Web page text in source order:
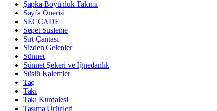
Şapka Boyunluk Takımı
Sayfa Önerisi
SECCADE
Sepet Süsleme
Sırt Çantası
Sizden Gelenler
Sünnet
Sünnet Şekeri ve İğnedanlık
Süslü Kalemler
Taç
Takı
Takı Kurdalesi
Taşıma Ürünleri